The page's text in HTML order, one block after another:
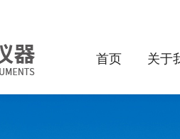
首页 关于